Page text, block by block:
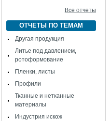
Все отчеты
ОТЧЕТЫ ПО ТЕМАМ
Другая продукция
Литье под давлением,
ротоформование
Пленки, листы
Профили
Тканные и нетканные
материалы
Индустрия искож